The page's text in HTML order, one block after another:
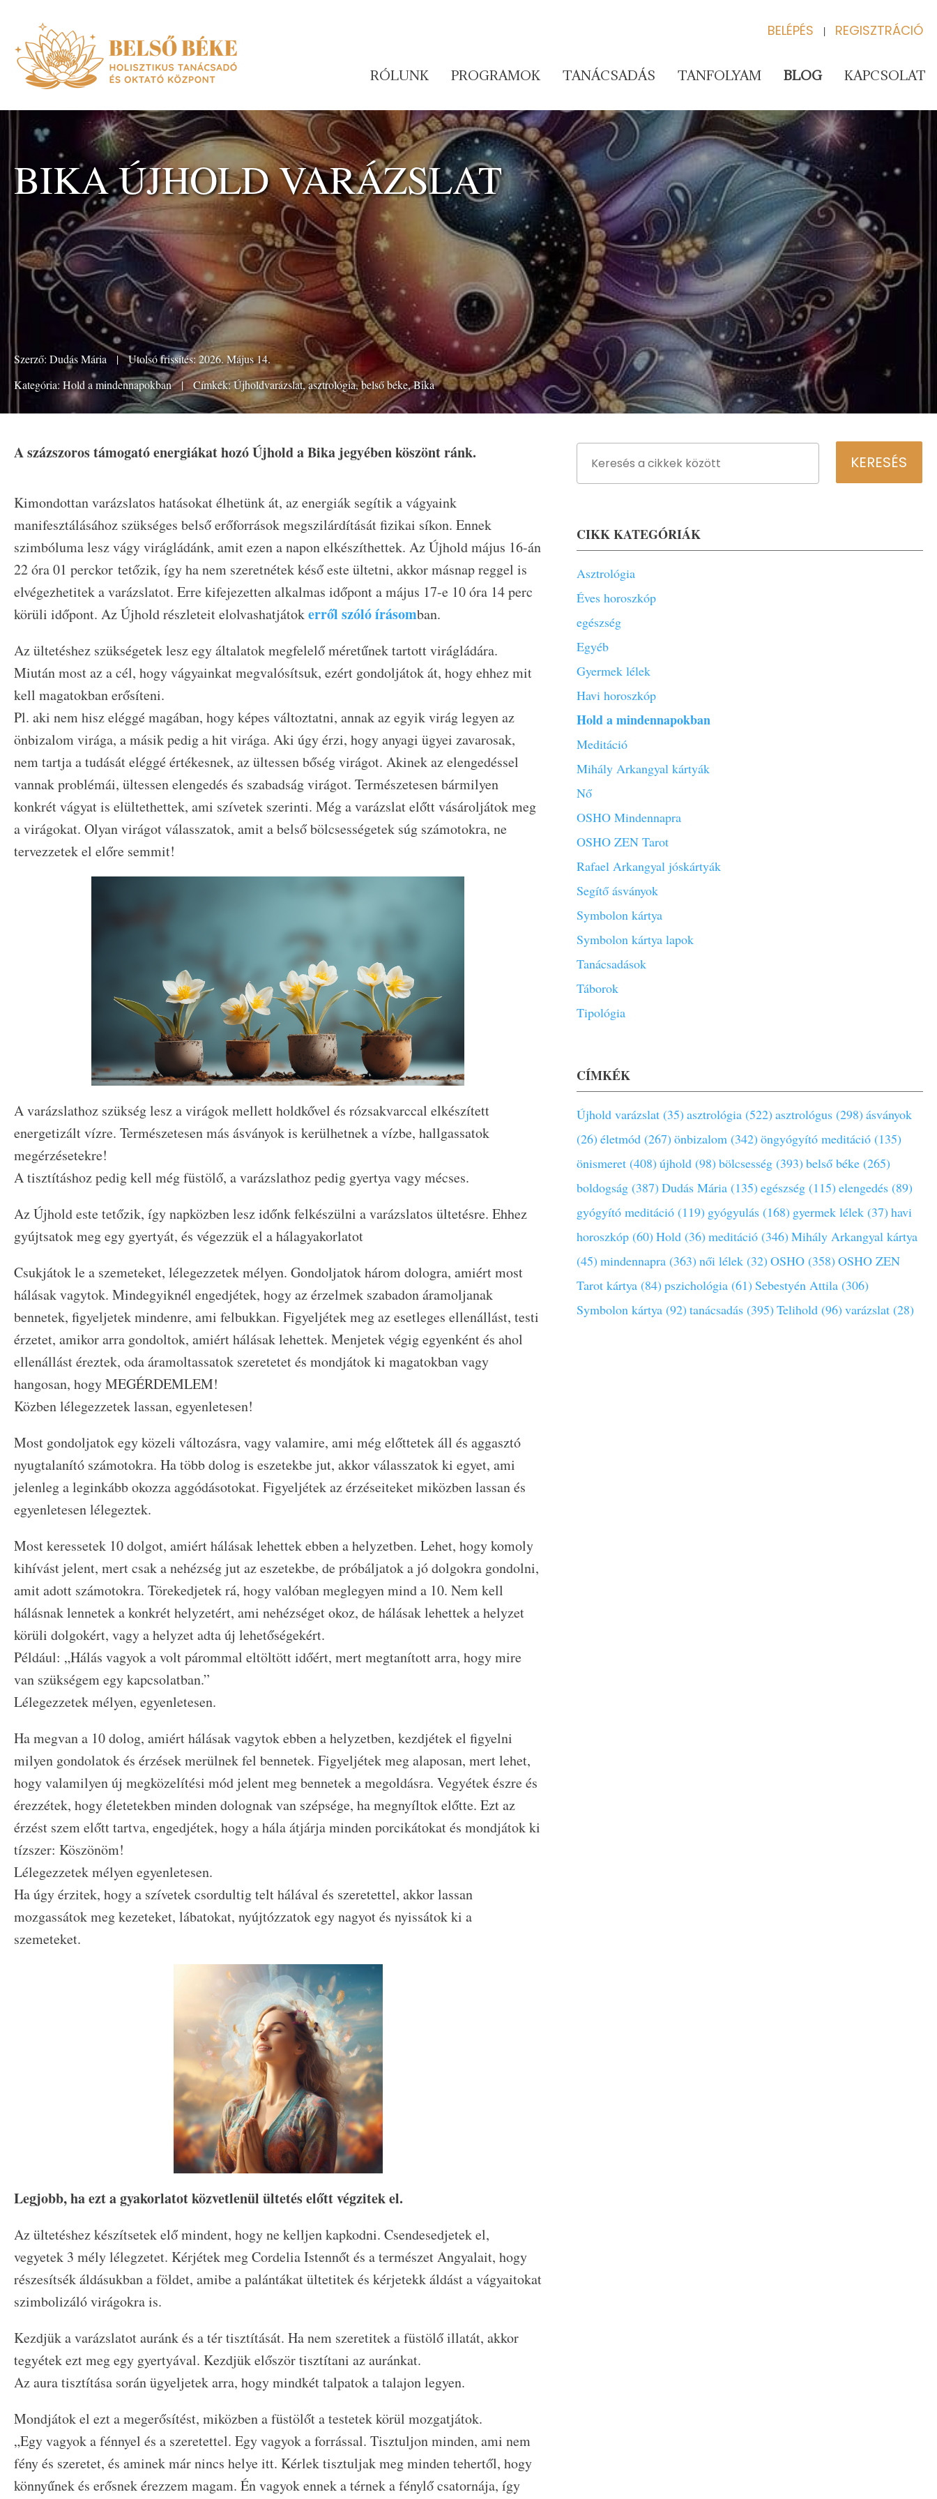
BELÉPÉS | REGISZTRÁCIÓ
RÓLUNK PROGRAMOK TANÁCSADÁS TANFOLYAM BLOG KAPCSOLAT
BIKA ÚJHOLD VARÁZSLAT
Szerző: Dudás Mária | Utolsó frissítés: 2026. Május 14.
Kategória: Hold a mindennapokban | Címkék:Újholdvarázslat,asztrológia,belső béke,Bika
A százszoros támogató energiákat hozó Újhold a Bika jegyében köszönt ránk.
Kimondottan varázslatos hatásokat élhetünk át, az energiák segítik a vágyaink
manifesztálásához szükséges belső erőforrások megszilárdítását fizikai síkon. Ennek
szimbóluma lesz vágy virágládánk, amit ezen a napon elkészíthettek. Az Újhold május 16-án
22 óra 01 perckor tetőzik, így ha nem szeretnétek késő este ültetni, akkor másnap reggel is
elvégezhetitek a varázslatot. Erre kifejezetten alkalmas időpont a május 17-e 10 óra 14 perc
körüli időpont. Az Újhold részleteit elolvashatjátokerről szóló írásomban.
Az ültetéshez szükségetek lesz egy általatok megfelelő méretűnek tartott virágládára.
Miután most az a cél, hogy vágyainkat megvalósítsuk, ezért gondoljátok át, hogy ehhez mit
kell magatokban erősíteni.
Pl. aki nem hisz eléggé magában, hogy képes változtatni, annak az egyik virág legyen az
önbizalom virága, a másik pedig a hit virága. Aki úgy érzi, hogy anyagi ügyei zavarosak,
nem tartja a tudását eléggé értékesnek, az ültessen bőség virágot. Akinek az elengedéssel
vannak problémái, ültessen elengedés és szabadság virágot. Természetesen bármilyen
konkrét vágyat is elültethettek, ami szívetek szerinti. Még a varázslat előtt vásároljátok meg
a virágokat. Olyan virágot válasszatok, amit a belső bölcsességetek súg számotokra, ne
tervezzetek el előre semmit!
A varázslathoz szükség lesz a virágok mellett holdkővel és rózsakvarccal elkészített
energetizált vízre. Természetesen más ásványok is kerülhetnek a vízbe, hallgassatok
megérzésetekre!
A tisztításhoz pedig kell még füstölő, a varázslathoz pedig gyertya vagy mécses.
Az Újhold este tetőzik, így napközben lesz időnk felkészülni a varázslatos ültetésre. Ehhez
gyújtsatok meg egy gyertyát, és végezzük el a hálagyakorlatot
Csukjátok le a szemeteket, lélegezzetek mélyen. Gondoljatok három dologra, amiért most
hálásak vagytok. Mindegyiknél engedjétek, hogy az érzelmek szabadon áramoljanak
bennetek, figyeljetek mindenre, ami felbukkan. Figyeljétek meg az esetleges ellenállást, testi
érzetet, amikor arra gondoltok, amiért hálásak lehettek. Menjetek végig egyenként és ahol
ellenállást éreztek, oda áramoltassatok szeretetet és mondjátok ki magatokban vagy
hangosan, hogy MEGÉRDEMLEM!
Közben lélegezzetek lassan, egyenletesen!
Most gondoljatok egy közeli változásra, vagy valamire, ami még előttetek áll és aggasztó
nyugtalanító számotokra. Ha több dolog is eszetekbe jut, akkor válasszatok ki egyet, ami
jelenleg a leginkább okozza aggódásotokat. Figyeljétek az érzéseiteket miközben lassan és
egyenletesen lélegeztek.
Most keressetek 10 dolgot, amiért hálásak lehettek ebben a helyzetben. Lehet, hogy komoly
kihívást jelent, mert csak a nehézség jut az eszetekbe, de próbáljatok a jó dolgokra gondolni,
amit adott számotokra. Törekedjetek rá, hogy valóban meglegyen mind a 10. Nem kell
hálásnak lennetek a konkrét helyzetért, ami nehézséget okoz, de hálásak lehettek a helyzet
körüli dolgokért, vagy a helyzet adta új lehetőségekért.
Például: „Hálás vagyok a volt párommal eltöltött időért, mert megtanított arra, hogy mire
van szükségem egy kapcsolatban.”
Lélegezzetek mélyen, egyenletesen.
Ha megvan a 10 dolog, amiért hálásak vagytok ebben a helyzetben, kezdjétek el figyelni
milyen gondolatok és érzések merülnek fel bennetek. Figyeljétek meg alaposan, mert lehet,
hogy valamilyen új megközelítési mód jelent meg bennetek a megoldásra. Vegyétek észre és
érezzétek, hogy életetekben minden dolognak van szépsége, ha megnyíltok előtte. Ezt az
érzést szem előtt tartva, engedjétek, hogy a hála átjárja minden porcikátokat és mondjátok ki
tízszer: Köszönöm!
Lélegezzetek mélyen egyenletesen.
Ha úgy érzitek, hogy a szívetek csordultig telt hálával és szeretettel, akkor lassan
mozgassátok meg kezeteket, lábatokat, nyújtózzatok egy nagyot és nyissátok ki a
szemeteket.
Legjobb, ha ezt a gyakorlatot közvetlenül ültetés előtt végzitek el.
Az ültetéshez készítsetek elő mindent, hogy ne kelljen kapkodni. Csendesedjetek el,
vegyetek 3 mély lélegzetet. Kérjétek meg Cordelia Istennőt és a természet Angyalait, hogy
részesítsék áldásukban a földet, amibe a palántákat ültetitek és kérjetekk áldást a vágyaitokat
szimbolizáló virágokra is.
Kezdjük a varázslatot auránk és a tér tisztítását. Ha nem szeretitek a füstölő illatát, akkor
tegyétek ezt meg egy gyertyával. Kezdjük először tisztítani az auránkat.
Az aura tisztítása során ügyeljetek arra, hogy mindkét talpatok a talajon legyen.
Mondjátok el ezt a megerősítést, miközben a füstölőt a testetek körül mozgatjátok.
„Egy vagyok a fénnyel és a szeretettel. Egy vagyok a forrással. Tisztuljon minden, ami nem
fény és szeretet, és aminek már nincs helye itt. Kérlek tisztuljak meg minden tehertől, hogy
könnyűnek és erősnek érezzem magam. Én vagyok ennek a térnek a fénylő csatornája, így
CIKK KATEGÓRIÁK
Asztrológia
Éves horoszkóp
egészség
Egyéb
Gyermek lélek
Havi horoszkóp
Hold a mindennapokban
Meditáció
Mihály Arkangyal kártyák
Nő
OSHO Mindennapra
OSHO ZEN Tarot
Rafael Arkangyal jóskártyák
Segítő ásványok
Symbolon kártya
Symbolon kártya lapok
Tanácsadások
Táborok
Tipológia
CÍMKÉK
Újhold varázslat (35) asztrológia (522) asztrológus (298) ásványok
(26) életmód (267) önbizalom (342) öngyógyító meditáció (135)
önismeret (408) újhold (98) bölcsesség (393) belső béke (265)
boldogság (387) Dudás Mária (135) egészség (115) elengedés (89)
gyógyító meditáció (119) gyógyulás (168) gyermek lélek (37) havi
horoszkóp (60) Hold (36) meditáció (346) Mihály Arkangyal kártya
(45) mindennapra (363) női lélek (32) OSHO (358) OSHO ZEN
Tarot kártya (84) pszichológia (61) Sebestyén Attila (306)
Symbolon kártya (92) tanácsadás (395) Telihold (96) varázslat (28)